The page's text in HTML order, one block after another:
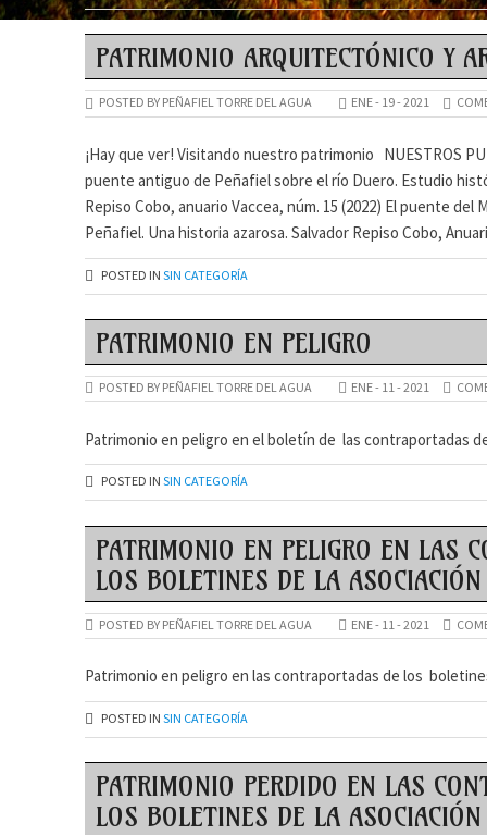
PATRIMONIO ARQUITECTÓNICO Y
POSTED BY PEÑAFIEL TORRE DEL AGUA ENE - 19 - 2021
¡Hay que ver! Visitando nuestro patrimonio NUESTROS
puente antiguo de Peñafiel sobre el río Duero. Estudio
Repiso Cobo, anuario Vaccea, núm. 15 (2022) El puente del
Peñafiel. Una historia azarosa. Salvador Repiso Cobo,
POSTED IN SIN CATEGORÍA
PATRIMONIO EN PELIGRO
POSTED BY PEÑAFIEL TORRE DEL AGUA ENE - 11 - 2021
Patrimonio en peligro en el boletín de las contraportadas
POSTED IN SIN CATEGORÍA
PATRIMONIO EN PELIGRO EN LAS
LOS BOLETINES DE LA ASOCIACIÓN
POSTED BY PEÑAFIEL TORRE DEL AGUA ENE - 11 - 2021
Patrimonio en peligro en las contraportadas de los
POSTED IN SIN CATEGORÍA
PATRIMONIO PERDIDO EN LAS
LOS BOLETINES DE LA ASOCIACIÓN